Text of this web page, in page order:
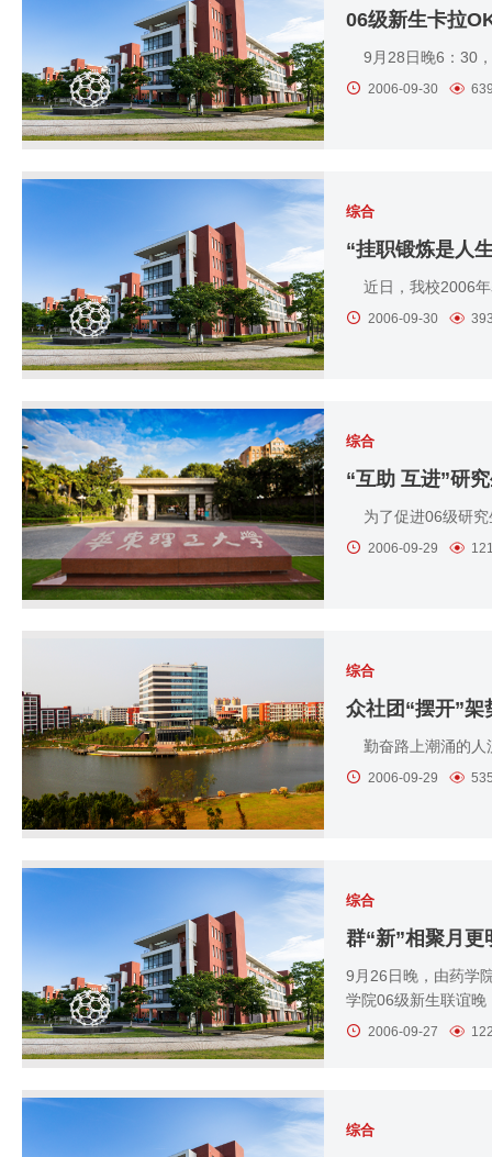
06级新生卡拉
9月28日晚6：30
2006-09-30
综合
“挂职锻炼是人
近日，我校2006年
2006-09-30
综合
“互助 互进”研
为了促进06级研究
2006-09-29
综合
众社团“摆开”
勤奋路上潮涌的人
2006-09-29
综合
群“新”相聚月更
9月26日晚，由药学
学院06级新生联谊晚
2006-09-27
综合